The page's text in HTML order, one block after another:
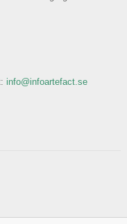
info@infoartefact.se